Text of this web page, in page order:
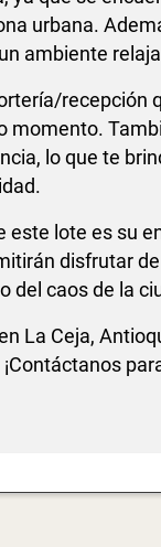
urbana.
ambiente
recepción
momento.
lo que te
este lote es su
disfrutar
del caos de la
La Ceja,